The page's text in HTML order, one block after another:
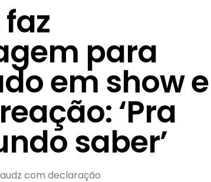
para
em show e
‘Pra
saber’
com declaração